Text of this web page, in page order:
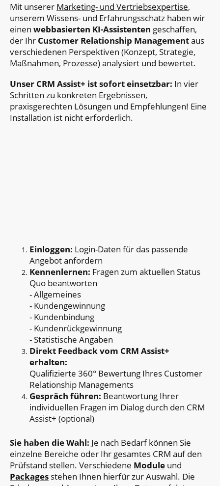
Mit unserer Marketing- und Vertriebsexpertise,
unserem Wissens- und Erfahrungsschatz haben wir
einen webbasierten KI-Assistenten geschaffen,
der Ihr Customer Relationship Managementaus
verschiedenen Perspektiven (Konzept, Strategie,
Maßnahmen, Prozesse) analysiert und bewertet.
Unser CRM Assist+ ist sofort einsetzbar: In vier
Schritten zu konkreten Ergebnissen,
praxisgerechten Lösungen und Empfehlungen! Eine
Installation ist nicht erforderlich.
Einloggen: Login-Daten für das passende
Angebot anfordern
Kennenlernen: Fragen zum aktuellen Status
Quo beantworten
- Allgemeines
- Kundengewinnung
- Kundenbindung
- Kundenrückgewinnung
- Statistische Angaben
Direkt Feedback vom CRM Assist+
erhalten:
Qualifizierte 360° Bewertung Ihres Customer
Relationship Managements
Gespräch führen: Beantwortung Ihrer
individuellen Fragen im Dialog durch den CRM
Assist+ (optional)
Sie haben die Wahl: Je nach Bedarf können Sie
einzelne Bereiche oder Ihr gesamtes CRM auf den
Prüfstand stellen. Verschiedene Module und
Packages stehen Ihnen hierfür zur Auswahl. Die